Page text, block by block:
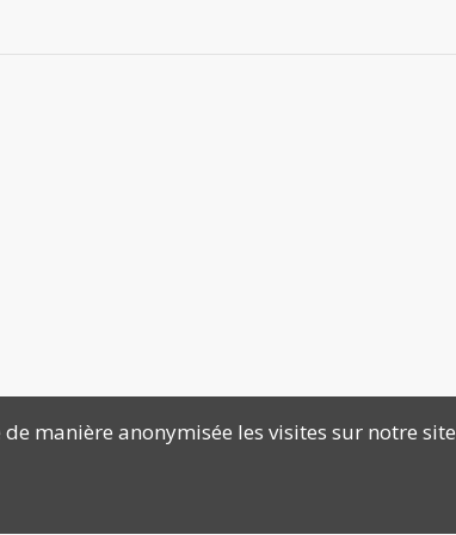
manière anonymisée les visites sur notre site